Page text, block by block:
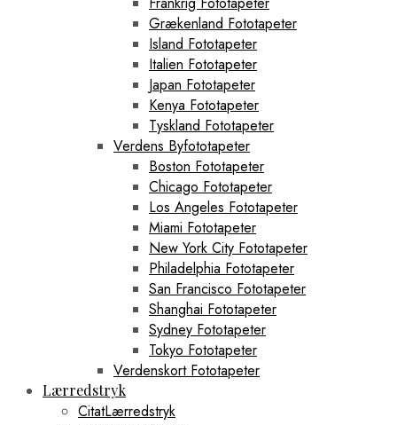
Grækenland Fototapeter
Island Fototapeter
Italien Fototapeter
Japan Fototapeter
Kenya Fototapeter
Tyskland Fototapeter
Verdens Byfototapeter
Boston Fototapeter
Chicago Fototapeter
Los Angeles Fototapeter
Miami Fototapeter
New York City Fototapeter
Philadelphia Fototapeter
San Francisco Fototapeter
Shanghai Fototapeter
Sydney Fototapeter
Tokyo Fototapeter
Verdenskort Fototapeter
Lærredstryk
CitatLærredstryk